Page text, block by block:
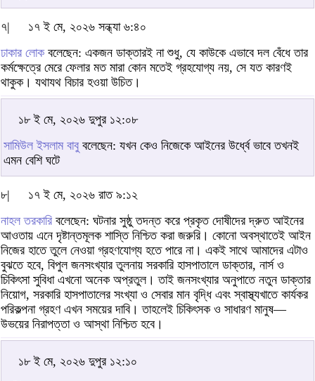
৭|
১৭ ই মে, ২০২৬ সন্ধ্যা ৬:৪০
ঢাকার লোকবলেছেন: একজন ডাক্তারই না শুধু, যে কাউকে এভাবে দল বেঁধে তার
কর্মক্ষেত্রে মেরে ফেলার মত মারা কোন মতেই গ্রহযোগ্য নয়, সে যত কারণই
থাকুক। যথাযথ বিচার হওয়া উচিত।
১৮ ই মে, ২০২৬ দুপুর ১২:০৮
সামিউল ইসলাম বাবু বলেছেন: যখন কেও নিজেকে আইনের উর্ধ্বে ভাবে তখনই
এমন বেশি ঘটে
৮|
১৭ ই মে, ২০২৬ রাত ৯:১২
নাহল তরকারি বলেছেন: ঘটনার সুষ্ঠু তদন্ত করে প্রকৃত দোষীদের দ্রুত আইনের
আওতায় এনে দৃষ্টান্তমূলক শাস্তি নিশ্চিত করা জরুরি। কোনো অবস্থাতেই আইন
নিজের হাতে তুলে নেওয়া গ্রহণযোগ্য হতে পারে না। একই সাথে আমাদের এটাও
বুঝতে হবে, বিপুল জনসংখ্যার তুলনায় সরকারি হাসপাতালে ডাক্তার, নার্স ও
চিকিৎসা সুবিধা এখনো অনেক অপ্রতুল। তাই জনসংখ্যার অনুপাতে নতুন ডাক্তার
নিয়োগ, সরকারি হাসপাতালের সংখ্যা ও সেবার মান বৃদ্ধি এবং স্বাস্থ্যখাতে কার্যকর
পরিকল্পনা গ্রহণ এখন সময়ের দাবি। তাহলেই চিকিৎসক ও সাধারণ মানুষ—
উভয়ের নিরাপত্তা ও আস্থা নিশ্চিত হবে।
১৮ ই মে, ২০২৬ দুপুর ১২:১০